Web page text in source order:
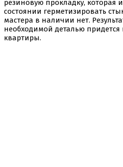
резиновую прокладку, которая
состоянии герметизировать
мастера в наличии нет.
необходимой деталью
квартиры.